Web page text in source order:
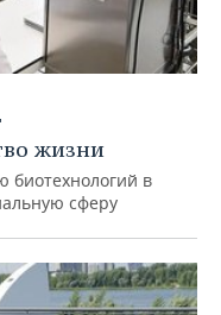
жизни
биотехнологий в
сферу